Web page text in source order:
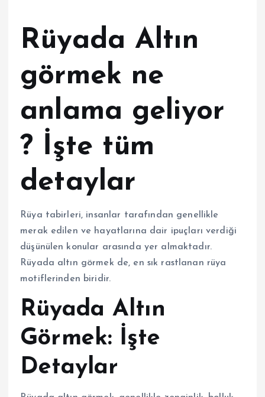
Rüyada Altın
görmek ne
anlama geliyor
? İşte tüm
detaylar
Rüya tabirleri, insanlar tarafından genellikle
merak edilen ve hayatlarına dair ipuçları verdiği
düşünülen konular arasında yer almaktadır.
Rüyada altın görmek de, en sık rastlanan rüya
motiflerinden biridir.
Rüyada Altın
Görmek: İşte
Detaylar